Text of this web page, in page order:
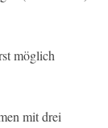
möglich
mit drei